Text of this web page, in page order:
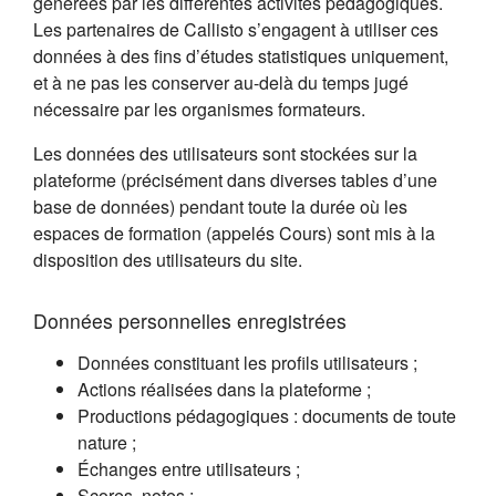
Les partenaires de Callisto s’engagent à utiliser ces
données à des fins d’études statistiques uniquement,
et à ne pas les conserver au-delà du temps jugé
nécessaire par les organismes formateurs.
Les données des utilisateurs sont stockées sur la
plateforme (précisément dans diverses tables d’une
base de données) pendant toute la durée où les
espaces de formation (appelés Cours) sont mis à la
disposition des utilisateurs du site.
Données personnelles enregistrées
Données constituant les profils utilisateurs ;
Actions réalisées dans la plateforme ;
Productions pédagogiques : documents de toute
nature ;
Échanges entre utilisateurs ;